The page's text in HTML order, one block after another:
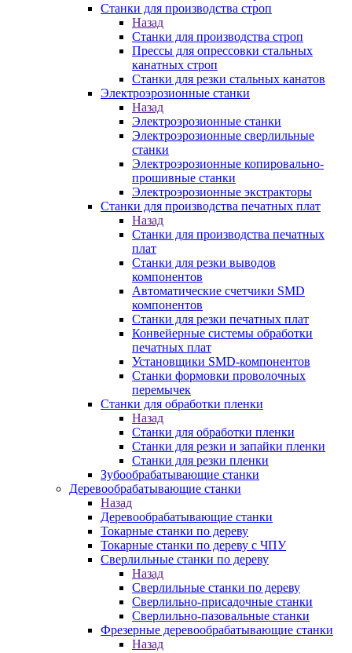
Станки для производства строп
Назад
Станки для производства строп
Прессы для опрессовки стальных
канатных строп
Станки для резки стальных канатов
Электроэрозионные станки
Назад
Электроэрозионные станки
Электроэрозионные сверлильные
станки
Электроэрозионные копировально-
прошивные станки
Электроэрозионные экстракторы
Станки для производства печатных плат
Назад
Станки для производства печатных
плат
Станки для резки выводов
компонентов
Автоматические счетчики SMD
компонентов
Станки для резки печатных плат
Конвейерные системы обработки
печатных плат
Установщики SMD-компонентов
Станки формовки проволочных
перемычек
Станки для обработки пленки
Назад
Станки для обработки пленки
Станки для резки и запайки пленки
Станки для резки пленки
Зубообрабатывающие станки
Деревообрабатывающие станки
Назад
Деревообрабатывающие станки
Токарные станки по дереву
Токарные станки по дереву с ЧПУ
Сверлильные станки по дереву
Назад
Сверлильные станки по дереву
Сверлильно-присадочные станки
Сверлильно-пазовальные станки
Фрезерные деревообрабатывающие станки
Назад